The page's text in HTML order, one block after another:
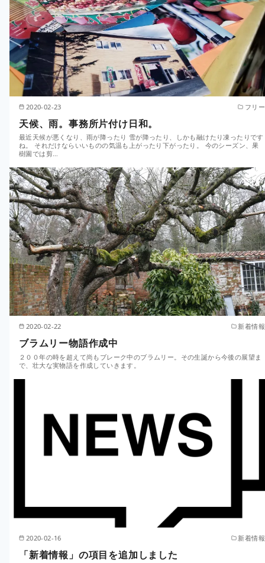
2020-02-23 フリー
天候、雨。事務所片付け日和。
最近天候が悪くなり、雨が降ったり 雪が降ったり、しかも融けたり凍ったりです
ね。 それだけならいいものの気温も上がったり下がったり。 今のシーズン、果
樹園では剪…
2020-02-22 新着情報
ブラムリー物語作成中
２００年の時を超えて尚もブレーク中のブラムリー。その生誕から今後の展望ま
で、壮大な実物語を作成していきます。
2020-02-16 新着情報
「新着情報」の項目を追加しました